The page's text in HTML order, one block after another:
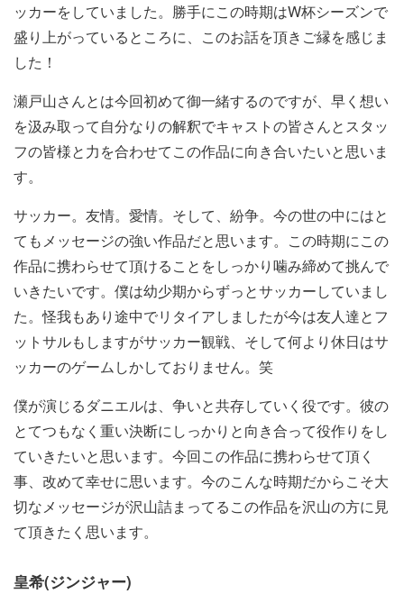
ッカーをしていました。勝手にこの時期はW杯シーズンで
盛り上がっているところに、このお話を頂きご縁を感じま
した！
瀬戸山さんとは今回初めて御一緒するのですが、早く想い
を汲み取って自分なりの解釈でキャストの皆さんとスタッ
フの皆様と力を合わせてこの作品に向き合いたいと思いま
す。
サッカー。友情。愛情。そして、紛争。今の世の中にはと
てもメッセージの強い作品だと思います。この時期にこの
作品に携わらせて頂けることをしっかり噛み締めて挑んで
いきたいです。僕は幼少期からずっとサッカーしていまし
た。怪我もあり途中でリタイアしましたが今は友人達とフ
ットサルもしますがサッカー観戦、そして何より休日はサ
ッカーのゲームしかしておりません。笑
僕が演じるダニエルは、争いと共存していく役です。彼の
とてつもなく重い決断にしっかりと向き合って役作りをし
ていきたいと思います。今回この作品に携わらせて頂く
事、改めて幸せに思います。今のこんな時期だからこそ大
切なメッセージが沢山詰まってるこの作品を沢山の方に見
て頂きたく思います。
皇希(ジンジャー)